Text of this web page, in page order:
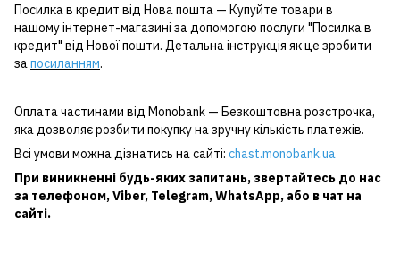
Посилка в кредит від Нова пошта — Купуйте товари в
нашому інтернет-магазині за допомогою послуги "Посилка в
кредит" від Нової пошти. Детальна інструкція як це зробити
запосиланням.
Оплата частинами від Monobank — Безкоштовна розстрочка,
яка дозволяє розбити покупку на зручну кількість платежів.
Всі умови можна дізнатись на сайті: chast.monobank.ua
При виникненні будь-яких запитань, звертайтесь до нас
за телефоном,Viber, Telegram,WhatsApp, або в чат на
сайті.